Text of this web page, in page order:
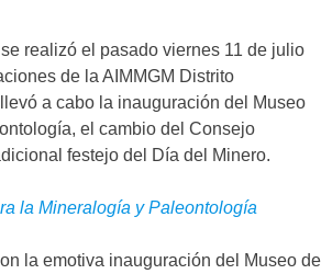
realizó el pasado viernes 11 de julio
de la AIMMGM Distrito
a cabo la inauguración del Museo
el cambio del Consejo
festejo del Día del Minero.
la Mineralogía y Paleontología
la emotiva inauguración del Museo de